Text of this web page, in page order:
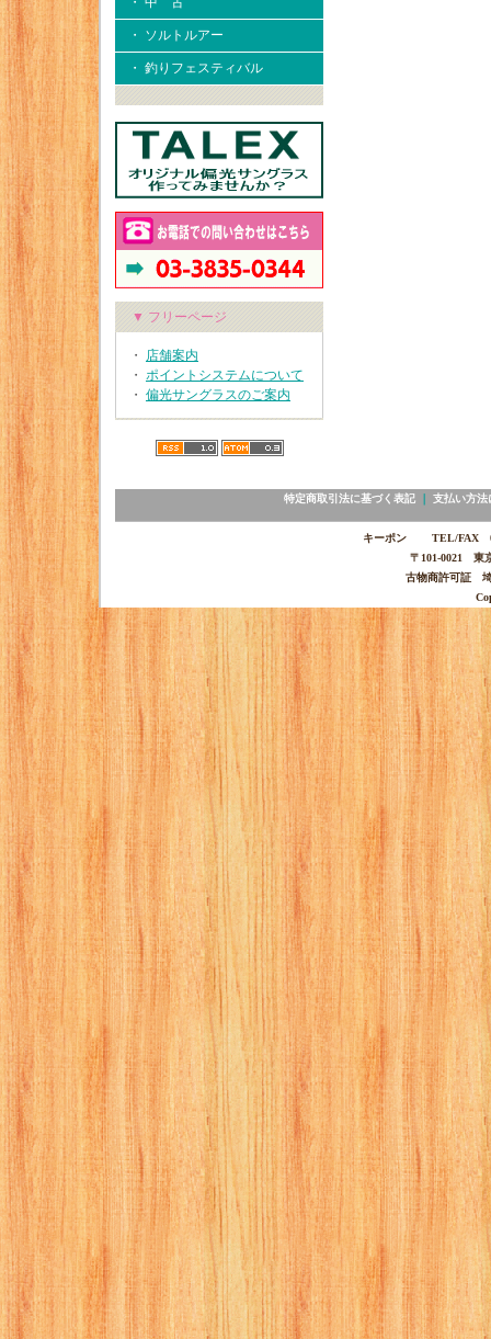
・ ソルトルアー
・ 釣りフェスティバル
▼ フリーページ
・ 店舗案内
・ ポイントシステムについて
・ 偏光サングラスのご案内
特定商取引法に基づく表記｜ 支払い方法
キーポン TEL/FAX
〒101-0021 東
古物商許可証